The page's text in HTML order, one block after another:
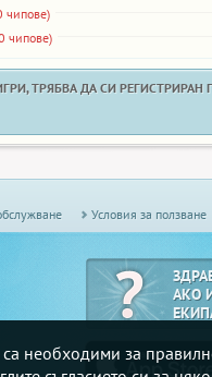
чипове)
чипове)
ТРЯБВА ДА СИ РЕГИСТРИРАН
са необходими за
Условия за ползване
АКО